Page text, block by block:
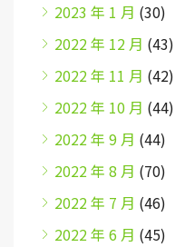
2023 年 1 月 (30)
2022 年 12 月 (43)
2022 年 11 月 (42)
2022 年 10 月 (44)
2022 年 9 月 (44)
2022 年 8 月 (70)
2022 年 7 月 (46)
2022 年 6 月 (45)